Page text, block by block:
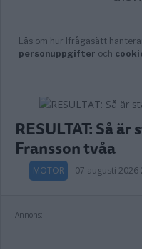
RESULTAT: Så
Fransson tvåa
MOTOR 07 augusti 2026
Annons: